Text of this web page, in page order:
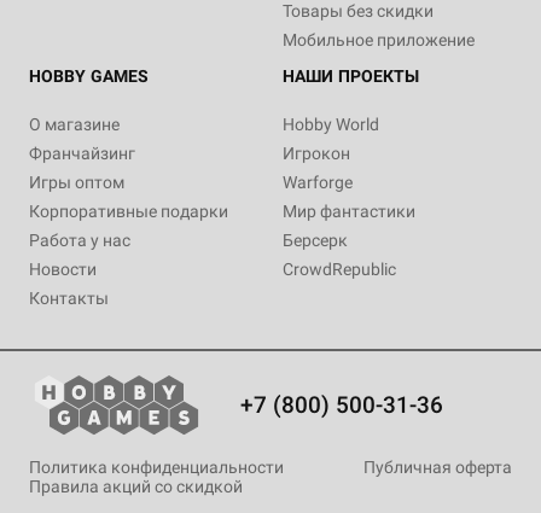
Товары без скидки
Мобильное приложение
HOBBY GAMES
О магазине
Франчайзинг
Игры оптом
Корпоративные подарки
Работа у нас
Новости
Контакты
НАШИ ПРОЕКТЫ
Hobby World
Игрокон
Warforge
Мир фантастики
Берсерк
CrowdRepublic
+7 (800) 500-31-36
Политика конфиденциальности
Публичная оферта
Правила акций со скидкой